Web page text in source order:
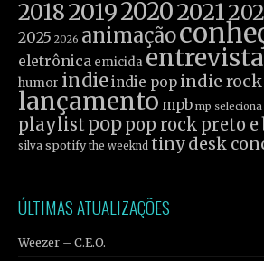
2018201920202021
2025 2026 animação
eletrônica emicida entrevista
humor indieindie pop indie rock
lançamento mpb mp seleciona
playlist poppop rock preto e
silva spotify the weeknd tiny desk
ÚLTIMAS ATUALIZAÇÕES
Weezer – C.E.O.